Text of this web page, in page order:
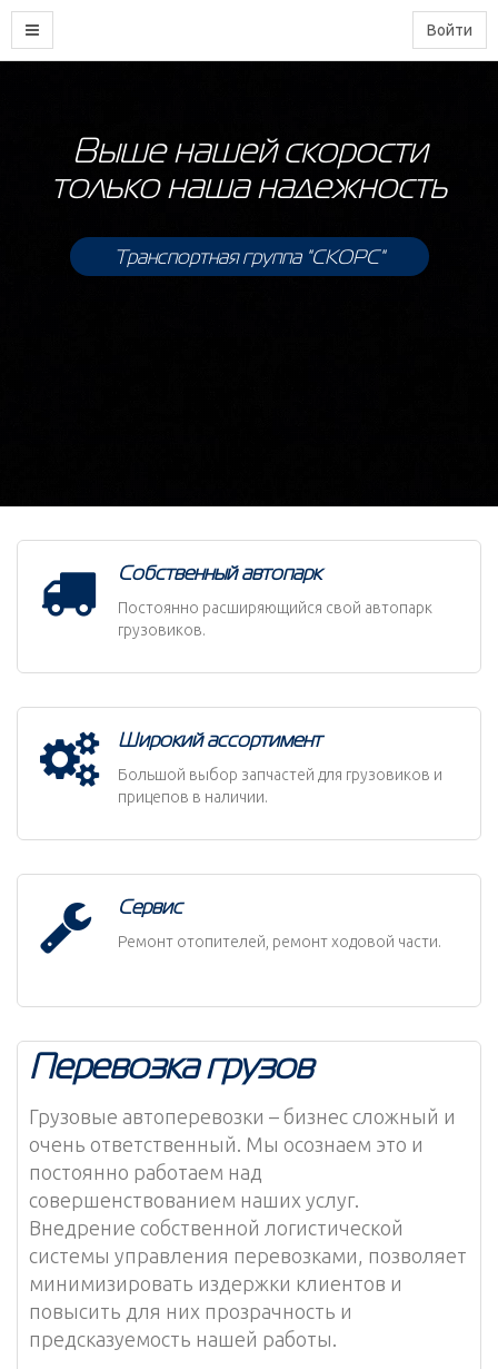
Войти
Выше нашей скорости
только наша надежность
Транспортная группа "СКОРС"
Собственный автопарк
Постоянно расширяющийся свой автопарк
грузовиков.
Широкий ассортимент
Большой выбор запчастей для грузовиков и
прицепов в наличии.
Сервис
Ремонт отопителей, ремонт ходовой части.
Перевозка грузов
Грузовые автоперевозки – бизнес сложный и
очень ответственный. Мы осознаем это и
постоянно работаем над
совершенствованием наших услуг.
Внедрение собственной логистической
системы управления перевозками, позволяет
минимизировать издержки клиентов и
повысить для них прозрачность и
предсказуемость нашей работы.